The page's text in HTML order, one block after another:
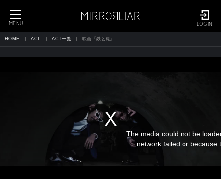
LOGIN
toggle
navigation
MENU
HOME ACT ACT一覧 映画『鉄と糊』
The media could not be
network failed or because